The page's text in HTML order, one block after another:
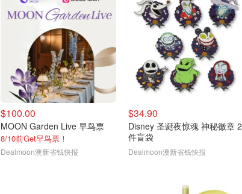
$100.00
MOON Garden Live 早鸟票
8/10前Get早鸟票！
Dealmoon澳新省钱快报
$34.90
Disney 圣诞夜惊魂 神秘徽章 2
件盲袋
Dealmoon澳新省钱快报